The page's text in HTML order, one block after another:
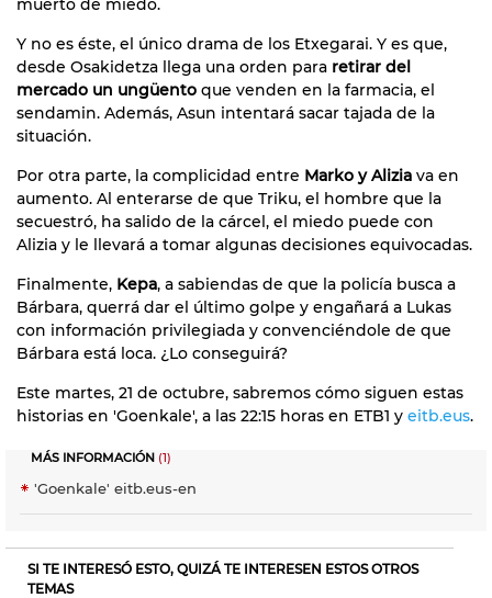
muerto de miedo.
Y no es éste, el único drama de los Etxegarai. Y es que,
desde Osakidetza llega una orden para retirar del
mercado un ungüento que venden en la farmacia, el
sendamin. Además, Asun intentará sacar tajada de la
situación.
Por otra parte, la complicidad entre Marko y Alizia va en
aumento. Al enterarse de que Triku, el hombre que la
secuestró, ha salido de la cárcel, el miedo puede con
Alizia y le llevará a tomar algunas decisiones equivocadas.
Finalmente, Kepa, a sabiendas de que la policía busca a
Bárbara, querrá dar el último golpe y engañará a Lukas
con información privilegiada y convenciéndole de que
Bárbara está loca. ¿Lo conseguirá?
Este martes, 21 de octubre, sabremos cómo siguen estas
historias en 'Goenkale', a las 22:15 horas en ETB1 y eitb.eus.
MÁS INFORMACIÓN (1)
'Goenkale' eitb.eus-en
SI TE INTERESÓ ESTO, QUIZÁ TE INTERESEN ESTOS OTROS
TEMAS